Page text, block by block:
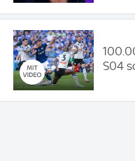
S04